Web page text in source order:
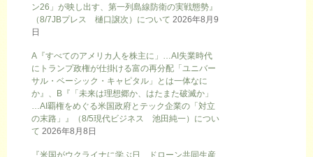
ン26」が映し出す、第一列島線防衛の実戦態勢』
（8/7JBプレス 樋口譲次）について 2026年8月9
日
A『すべてのアメリカ人を株主に」…AI失業時代
にトランプ政権が仕掛ける富の再分配「ユニバー
サル・ベーシック・キャピタル」とは一体なに
か』、B『「未来は理想郷か、はたまた破滅か」
…AI覇権をめぐる米国政府とテック企業の「対立
の末路」』（8/5現代ビジネス 池田純一）につい
て 2026年8月8日
『米国がウクライナに学ぶ日、ドローン共同生産